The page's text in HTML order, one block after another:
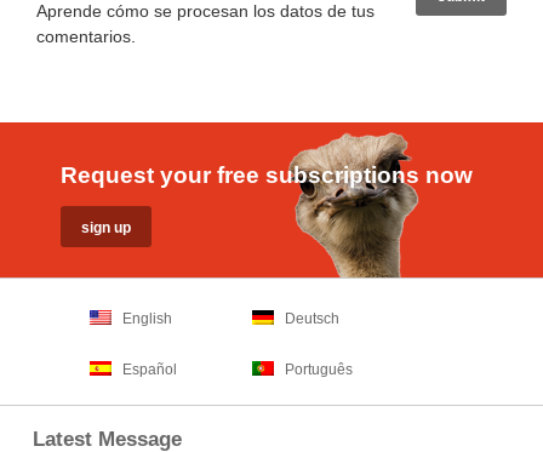
Aprende cómo se procesan los datos de tus
comentarios
Request your free subscriptions now
English Deutsch
Español Português
Latest Message